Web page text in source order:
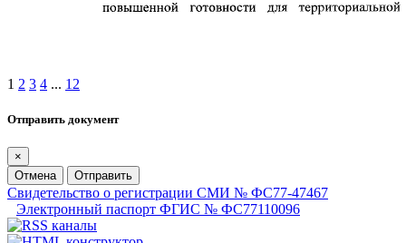
1 2 3 4 ... 12
Отправить документ
×
Отмена
Отправить
Свидетельство о регистрации СМИ № ФС77-47467
Электронный паспорт ФГИС № ФС77110096